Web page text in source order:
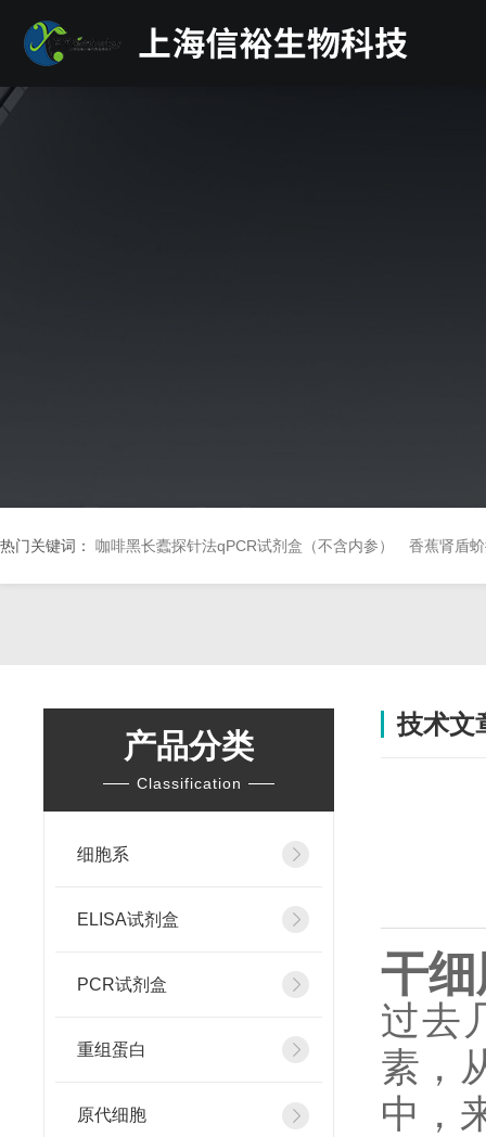
热门关键词： 咖啡黑长蠹探针法qPCR试剂盒（不含内参） 香蕉肾盾
产品分类
Classification
细胞系
ELISA试剂盒
PCR试剂盒
重组蛋白
原代细胞
技术文
干
过去
素，
中，